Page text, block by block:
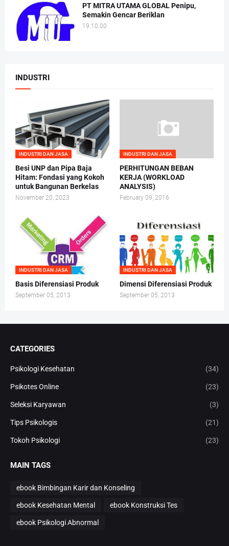
PT MITRA UTAMA GLOBAL Penipu,
Semakin Gencar Beriklan
19.10.00
INDUSTRI
INDUSTRI DAN JASA
Besi UNP dan Pipa Baja
Hitam: Fondasi yang Kokoh
untuk Bangunan Berkelas
November 20, 2023
INDUSTRI DAN JASA
PERHITUNGAN BEBAN
KERJA (WORKLOAD
ANALYSIS)
February 09, 2016
INDUSTRI DAN JASA
Basis Diferensiasi Produk
September 05, 2013
INDUSTRI DAN JASA
Dimensi Diferensiasi Produk
September 05, 2013
CATEGORIES
Psikologi Kesehatan (34)
Psikotes Online (23)
Seleksi Karyawan (3)
Tips Psikologis (21)
Tokoh Psikologi (23)
MAIN TAGS
ebook Bimbingan Karir dan Konseling
ebook Kesehatan Mental ebook Konstruksi Tes
ebook Psikologi Abnormal